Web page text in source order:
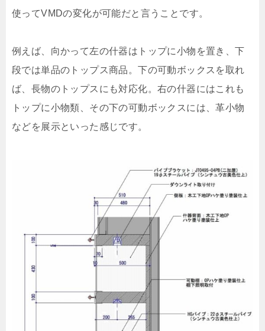
使ってVMDの変化が可能だと言うことです。
例えば、向かって左の什器はトップに小物を置き、下
段では単品のトップス商品。下の可動ボックスを取れ
ば、長物のトップスにも対応化。右の什器にはこれも
トップに小物類、その下の可動ボックスには、革小物
などを展示といった感じです。